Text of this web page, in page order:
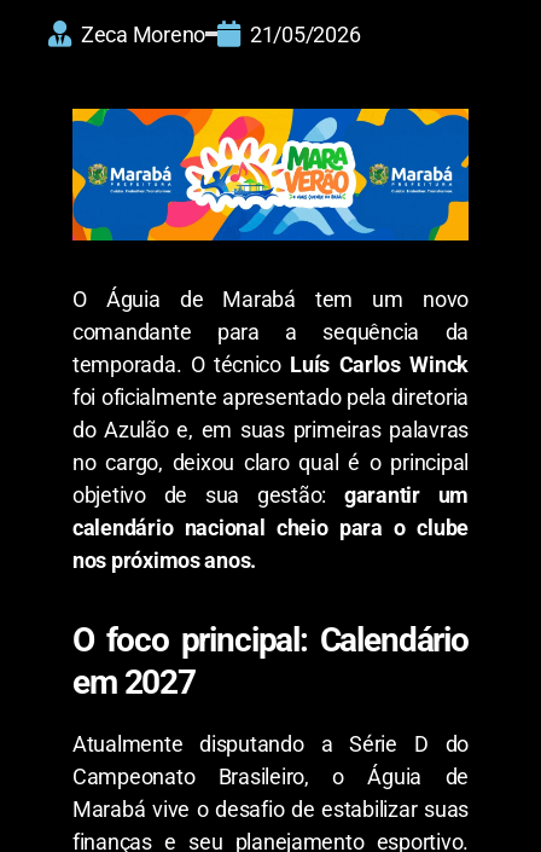
Zeca Moreno 21/05/2026
​O Águia de Marabá tem um novo
comandante para a sequência da
temporada. O técnico Luís Carlos Winck
foi oficialmente apresentado pela diretoria
do Azulão e, em suas primeiras palavras
no cargo, deixou claro qual é o principal
objetivo de sua gestão: garantir um
calendário nacional cheio para o clube
nos próximos anos.
​O foco principal: Calendário
em 2027
​Atualmente disputando a Série D do
Campeonato Brasileiro, o Águia de
Marabá vive o desafio de estabilizar suas
finanças e seu planejamento esportivo.